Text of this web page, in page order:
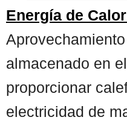
Energía de
almacenado en
proporcionar
electricidad de